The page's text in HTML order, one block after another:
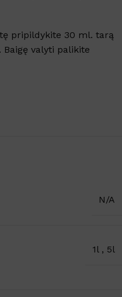
pripildykite 30 ml. tarą
Baigę valyti palikite
N/A
1l , 5l